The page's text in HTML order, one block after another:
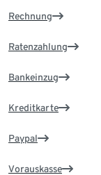
Rechnung
Ratenzahlung
Bankeinzug
Kreditkarte
Paypal
Vorauskasse